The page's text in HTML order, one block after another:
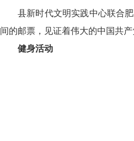
县新时代文明实践中心联合
间的邮票，见证着伟大的中国共
健身活动